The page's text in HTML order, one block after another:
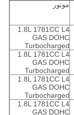
موتور
1.8L 1781CC L4
GAS DOHC
Turbocharged
1.8L 1781CC L4
GAS DOHC
Turbocharged
1.8L 1781CC L4
GAS DOHC
Turbocharged
1.8L 1781CC L4
GAS DOHC